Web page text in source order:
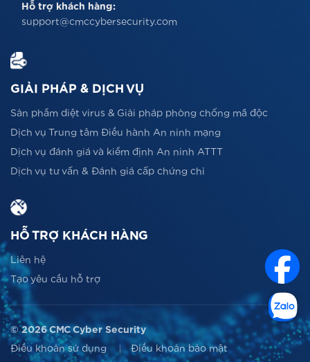
Hỗ trợ khách hàng:
support@cmccybersecurity.com
GIẢI PHÁP & DỊCH VỤ
Sản phẩm diệt virus & Giải pháp phòng chống mã độc
Dịch vụ Trung tâm Điều hành An ninh mạng
Dịch vụ đánh giá và kiểm định An ninh ATTT
Dịch vụ tư vấn & Đánh giá cấp chứng chỉ
HỖ TRỢ KHÁCH HÀNG
Liên hệ
Tạo yêu cầu hỗ trợ
© 2026 CMC Cyber Security
Điều khoản sử dụng
Điều khoản bảo mật